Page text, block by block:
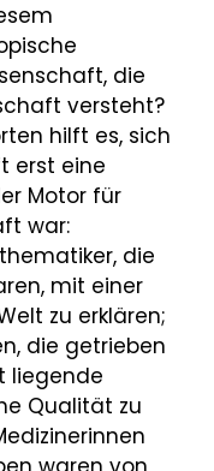
die
versteht?
hilft es, sich
erst eine
Motor für
war:
die
mit einer
zu erklären;
die getrieben
liegende
Qualität zu